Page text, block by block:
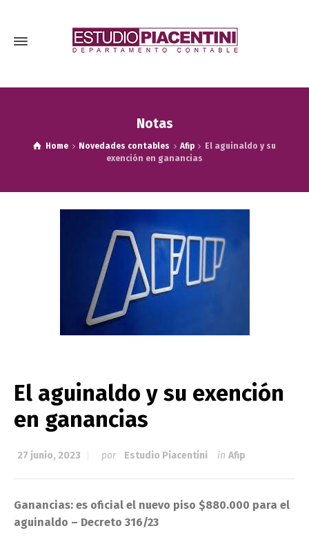
Notas
Home Novedades contables Afip
El aguinaldo y su
exención en ganancias
El aguinaldo y su exención
en ganancias
27 junio, 2023 por Estudio Piacentini in Afip
Ganancias: es oficial el nuevo piso $880.000 para el
aguinaldo – Decreto 316/23